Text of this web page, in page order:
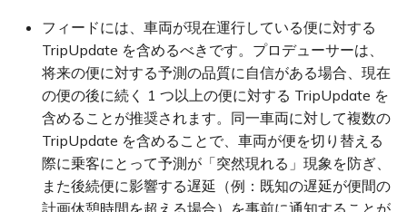
フィードには、車両が現在運行している便に対する
TripUpdate を含めるべきです。プロデューサーは、
将来の便に対する予測の品質に自信がある場合、現在
の便の後に続く 1 つ以上の便に対する TripUpdate を
含めることが推奨されます。同一車両に対して複数の
TripUpdate を含めることで、車両が便を切り替える
際に乗客にとって予測が「突然現れる」現象を防ぎ、
また後続便に影響する遅延（例：既知の遅延が便間の
計画休憩時間を超える場合）を事前に通知することが